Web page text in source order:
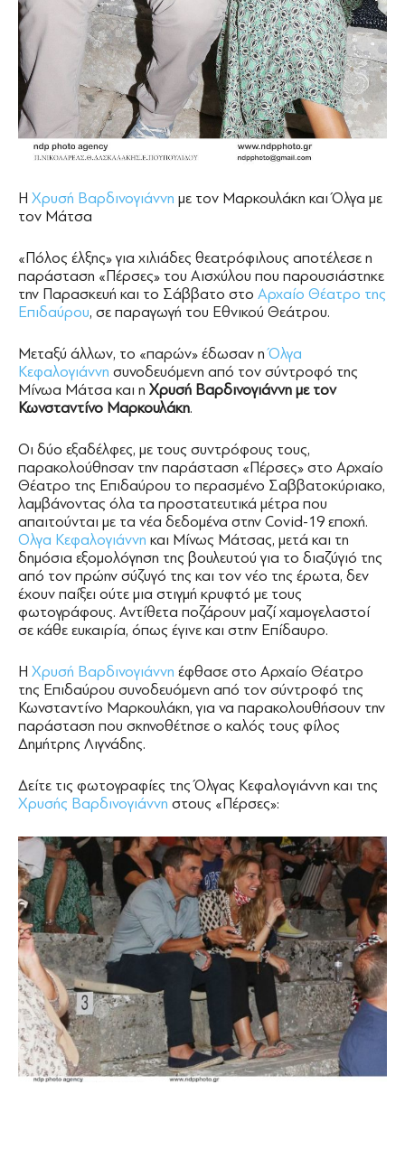
Η Χρυσή Βαρδινογιάννη με τον Μαρκουλάκη και Όλγα με
τον Μάτσα
«Πόλος έλξης» για χιλιάδες θεατρόφιλους αποτέλεσε η
παράσταση «Πέρσες» του Αισχύλου που παρουσιάστηκε
την Παρασκευή και το Σάββατο στο Αρχαίο Θέατρο της
Επιδαύρου, σε παραγωγή του Εθνικού Θεάτρου.
Μεταξύ άλλων, το «παρών» έδωσαν ηΌλγα
Κεφαλογιάννη συνοδευόμενη από τον σύντροφό της
Μίνωα Μάτσα και η Χρυσή Βαρδινογιάννη με τον
Κωνσταντίνο Μαρκουλάκη.
Οι δύο εξαδέλφες, με τους συντρόφους τους,
παρακολούθησαν την παράσταση «Πέρσες» στο Αρχαίο
Θέατρο της Επιδαύρου το περασμένο Σαββατοκύριακο,
λαμβάνοντας όλα τα προστατευτικά μέτρα που
απαιτούνται με τα νέα δεδομένα στην Covid-19 εποχή.
Ολγα Κεφαλογιάννη και Μίνως Μάτσας, μετά και τη
δημόσια εξομολόγηση της βουλευτού για το διαζύγιό της
από τον πρώην σύζυγό της και τον νέο της έρωτα, δεν
έχουν παίξει ούτε μια στιγμή κρυφτό με τους
φωτογράφους. Αντίθετα ποζάρουν μαζί χαμογελαστοί
σε κάθε ευκαιρία, όπως έγινε και στην Επίδαυρο.
Η Χρυσή Βαρδινογιάννη έφθασε στο Αρχαίο Θέατρο
της Επιδαύρου συνοδευόμενη από τον σύντροφό της
Κωνσταντίνο Μαρκουλάκη, για να παρακολουθήσουν την
παράσταση που σκηνοθέτησε ο καλός τους φίλος
Δημήτρης Λιγνάδης.
Δείτε τις φωτογραφίες της Όλγας Κεφαλογιάννη και της
Χρυσής Βαρδινογιάννη στους «Πέρσες»: